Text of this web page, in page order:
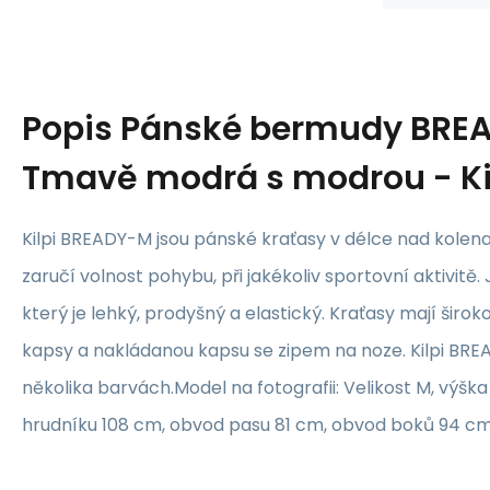
Popis Pánské bermudy
Tmavě modrá s modrou -
Kilpi BREADY-M jsou pánské kraťasy v délce nad
zaručí volnost pohybu, při jakékoliv sportovní aktivitě.
který je lehký, prodyšný a elastický. Kraťasy mají
kapsy a nakládanou kapsu se zipem na noze. Kilpi
několika barvách.Model na fotografii: Velikost M,
hrudníku 108 cm, obvod pasu 81 cm, obvod boků 94